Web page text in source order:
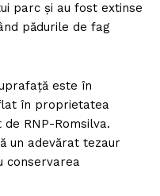
parc și au fost extinse
pădurile de fag
este în
în proprietatea
RNP-Romsilva.
un adevărat tezaur
conservarea